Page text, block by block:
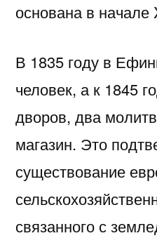
основана в начале
В 1835 году в
человек, а к 1845
дворов, два
магазин. Это
существование
связанного с